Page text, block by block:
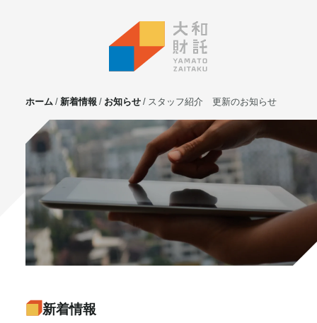
サービス
不動産投資
⼟地活⽤
マンション管理
賃貸管理
実需用戸建・マンション
ホテル事業
お客様の声
ホーム 新着情報 お知らせ スタッフ紹介 更新のお知らせ
新着情報